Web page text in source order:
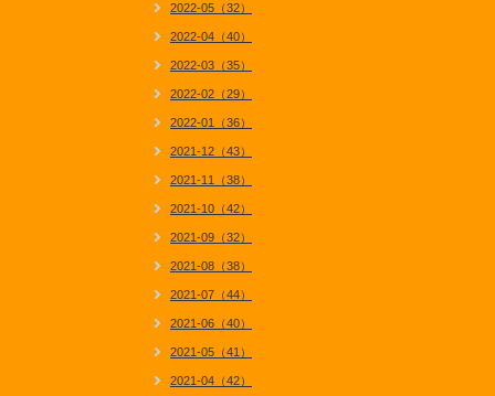
2022-05（32）
2022-04（40）
2022-03（35）
2022-02（29）
2022-01（36）
2021-12（43）
2021-11（38）
2021-10（42）
2021-09（32）
2021-08（38）
2021-07（44）
2021-06（40）
2021-05（41）
2021-04（42）